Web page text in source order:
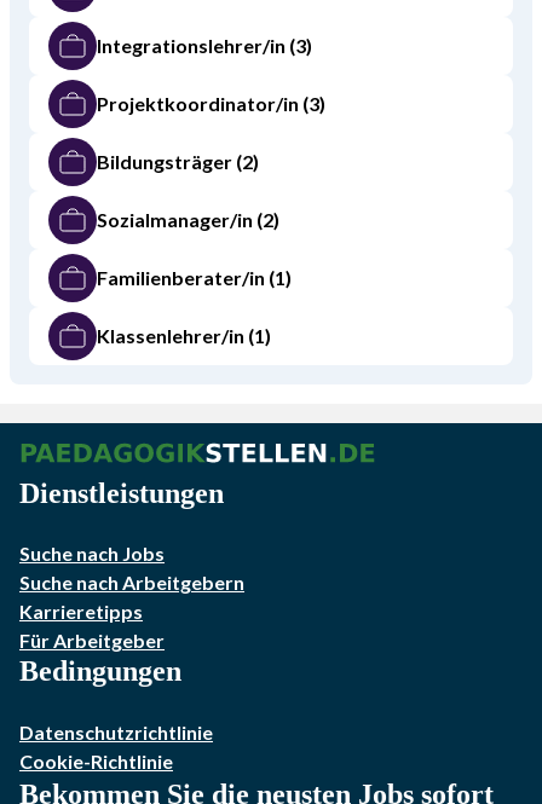
Integrationslehrer/in (3)
Projektkoordinator/in (3)
Bildungsträger (2)
Sozialmanager/in (2)
Familienberater/in (1)
Klassenlehrer/in (1)
Dienstleistungen
Suche nach Jobs
Suche nach Arbeitgebern
Karrieretipps
Für Arbeitgeber
Bedingungen
Datenschutzrichtlinie
Cookie-Richtlinie
Bekommen Sie die neusten Jobs sofort